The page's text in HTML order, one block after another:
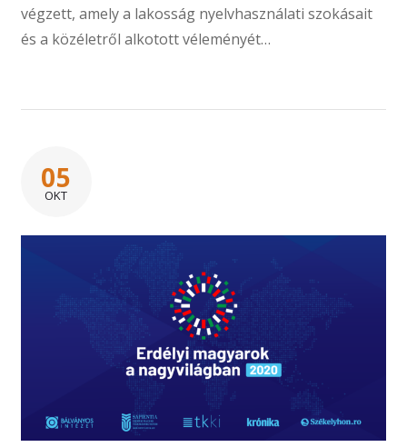
végzett, amely a lakosság nyelvhasználati szokásait
és a közéletről alkotott véleményét…
05
OKT